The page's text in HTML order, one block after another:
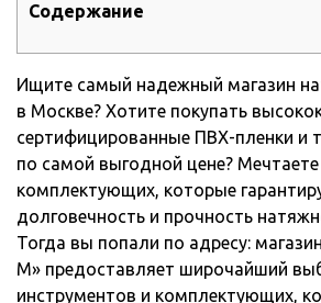
Содержание
Ищите самый надежный магазин
в Москве? Хотите покупать
сертифицированные ПВХ-пленки и
по самой выгодной цене?
комплектующих, которые
долговечность и прочность
Тогда вы попали по адресу:
М» предоставляет широчайший
инструментов и комплектующих,